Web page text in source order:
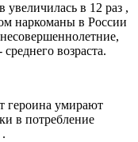
увеличилась в 12 раз ,
наркоманы в России
возраста.
героина умирают
в потребление